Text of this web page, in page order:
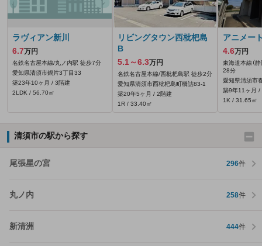
ラヴィアン新川
6.7万円
名鉄名古屋本線/丸ノ内駅 徒歩7分
愛知県清須市鍋片3丁目33
築23年10ヶ月 / 3階建
2LDK / 56.70㎡
リビングタウン西枇杷島
B
5.1～6.3万円
名鉄名古屋本線/西枇杷島駅 徒歩2分
愛知県清須市西枇杷島町橋詰83‐1
築20年5ヶ月 / 2階建
1R / 33.40㎡
アニメー
4.6万円
東海道本線（
28分
愛知県清須市
築9年11ヶ月 /
1K / 31.65㎡
清須市の駅から探す
尾張星の宮 296件
丸ノ内 258件
新清洲 444件